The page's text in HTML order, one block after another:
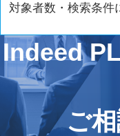
対象者数・検索条件
Indeed
ご